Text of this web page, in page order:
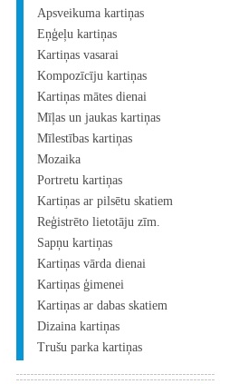
Apsveikuma kartiņas
Eņģeļu kartiņas
Kartiņas vasarai
Kompozīcīju kartiņas
Kartiņas mātes dienai
Mīļas un jaukas kartiņas
Mīlestības kartiņas
Mozaika
Portretu kartiņas
Kartiņas ar pilsētu skatiem
Reģistrēto lietotāju zīm.
Sapņu kartiņas
Kartiņas vārda dienai
Kartiņas ģimenei
Kartiņas ar dabas skatiem
Dizaina kartiņas
Trušu parka kartiņas